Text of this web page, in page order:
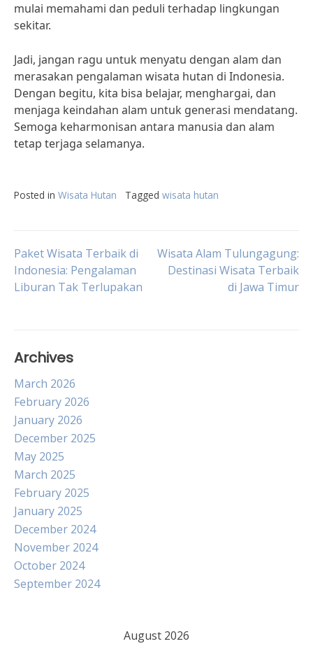
mulai memahami dan peduli terhadap lingkungan
sekitar.
Jadi, jangan ragu untuk menyatu dengan alam dan
merasakan pengalaman wisata hutan di Indonesia.
Dengan begitu, kita bisa belajar, menghargai, dan
menjaga keindahan alam untuk generasi mendatang.
Semoga keharmonisan antara manusia dan alam
tetap terjaga selamanya.
Posted in Wisata Hutan Tagged wisata hutan
Post
navigation
Paket Wisata Terbaik di
Indonesia: Pengalaman
Liburan Tak Terlupakan
Wisata Alam Tulungagung:
Destinasi Wisata Terbaik
di Jawa Timur
Archives
March 2026
February 2026
January 2026
December 2025
May 2025
March 2025
February 2025
January 2025
December 2024
November 2024
October 2024
September 2024
August 2026